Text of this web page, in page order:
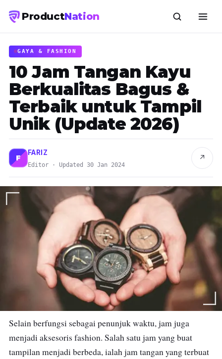
ProductNation
GAYA & FASHION
10 Jam Tangan Kayu
Berkualitas Bagus &
Terbaik untuk Tampil
Unik (Update 2026)
F
FARIZ
Editor · Updated 30 Jan 2024
↗
Selain berfungsi sebagai penunjuk waktu, jam juga
menjadi aksesoris fashion. Salah satu jam yang buat
tampilan menjadi berbeda, ialah jam tangan yang terbuat